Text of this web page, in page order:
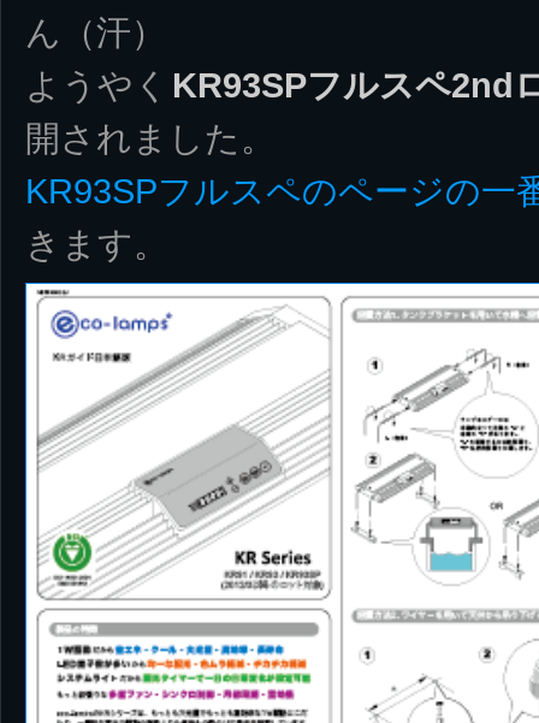
ん（汗）
ようやく KR93SPフルスペ2nd
開されました。
KR93SPフルスペのページの一
きます。